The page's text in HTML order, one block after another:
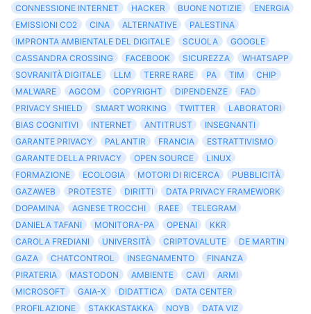
CONNESSIONE INTERNET HACKER BUONE NOTIZIE
ENERGIA
EMISSIONI CO2
CINA ALTERNATIVE
PALESTINA
IMPRONTA AMBIENTALE DEL DIGITALE
SCUOLA
GOOGLE
CASSANDRA CROSSING
FACEBOOK SICUREZZA
WHATSAPP
SOVRANITÀ DIGITALE
LLM TERRE RARE PA TIM
CHIP
MALWARE
AGCOM COPYRIGHT DIPENDENZE
FAD
PRIVACY SHIELD
SMART WORKING TWITTER
LABORATORI
BIAS COGNITIVI
INTERNET ANTITRUST
INSEGNANTI
GARANTE PRIVACY
PALANTIR FRANCIA
ESTRATTIVISMO
GARANTE DELLA PRIVACY
OPEN SOURCE
LINUX
FORMAZIONE
ECOLOGIA MOTORI DI RICERCA
PUBBLICITÀ
GAZAWEB
PROTESTE DIRITTI
DATA PRIVACY FRAMEWORK
DOPAMINA
AGNESE TROCCHI RAEE
TELEGRAM
DANIELA TAFANI
MONITORA-PA OPENAI
KKR
CAROLA FREDIANI
UNIVERSITÀ CRIPTOVALUTE
DE MARTIN
GAZA
CHATCONTROL INSEGNAMENTO
FINANZA
PIRATERIA
MASTODON AMBIENTE CAVI
ARMI
MICROSOFT
GAIA-X DIDATTICA
DATA CENTER
PROFILAZIONE
STAKKASTAKKA NOYB
DATA VIZ